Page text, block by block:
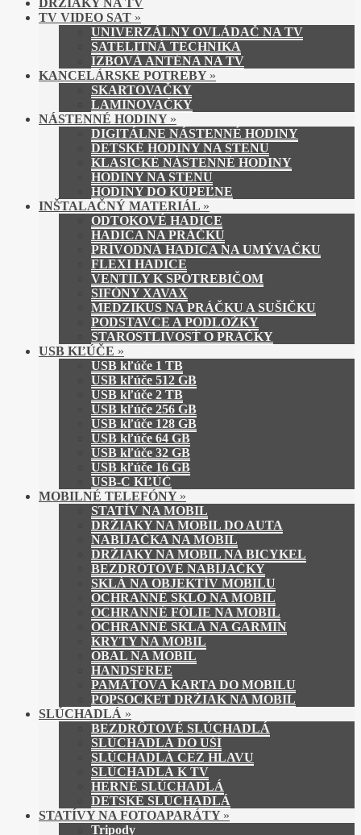
DRŽIAKY NA TV
TV VIDEO SAT »
UNIVERZÁLNY OVLÁDAČ NA TV
SATELITNÁ TECHNIKA
IZBOVÁ ANTÉNA NA TV
KANCELÁRSKE POTREBY »
SKARTOVAČKY
LAMINOVAČKY
NÁSTENNÉ HODINY »
DIGITÁLNE NÁSTENNÉ HODINY
DETSKÉ HODINY NA STENU
KLASICKÉ NÁSTENNÉ HODINY
HODINY NA STENU
HODINY DO KÚPEĽNE
INŠTALAČNÝ MATERIÁL »
ODTOKOVÉ HADICE
HADICA NA PRÁČKU
PRÍVODNÁ HADICA NA UMÝVAČKU
FLEXI HADICE
VENTILY K SPOTREBIČOM
SIFÓNY XAVAX
MEDZIKUS NA PRÁČKU A SUŠIČKU
PODSTAVCE A PODLOŽKY
STAROSTLIVOSŤ O PRÁČKY
USB KĽÚČE »
USB kľúče 1 TB
USB kľúče 512 GB
USB kľúče 2 TB
USB kľúče 256 GB
USB kľúče 128 GB
USB kľúče 64 GB
USB kľúče 32 GB
USB kľúče 16 GB
USB-C KĽÚČ
MOBILNÉ TELEFÓNY »
STATÍV NA MOBIL
DRŽIAKY NA MOBIL DO AUTA
NABÍJAČKA NA MOBIL
DRŽIAKY NA MOBIL NA BICYKEL
BEZDRÔTOVÉ NABÍJAČKY
SKLÁ NA OBJEKTÍV MOBILU
OCHRANNÉ SKLO NA MOBIL
OCHRANNÉ FÓLIE NA MOBIL
OCHRANNÉ SKLÁ NA GARMIN
KRYTY NA MOBIL
OBAL NA MOBIL
HANDSFREE
PAMÄŤOVÁ KARTA DO MOBILU
POPSOCKET DRŽIAK NA MOBIL
SLÚCHADLÁ »
BEZDRÔTOVÉ SLÚCHADLÁ
SLÚCHADLÁ DO UŠÍ
SLÚCHADLÁ CEZ HLAVU
SLÚCHADLÁ K TV
HERNÉ SLÚCHADLÁ
DETSKÉ SLÚCHADLÁ
STATÍVY NA FOTOAPARÁTY »
Tripody